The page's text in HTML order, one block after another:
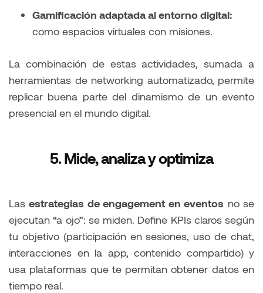
Gamificación adaptada al entorno digital:
como espacios virtuales con misiones.
La combinación de estas actividades, sumada a
herramientas de networking automatizado, permite
replicar buena parte del dinamismo de un evento
presencial en el mundo digital.
5. Mide, analiza y optimiza
Lasestrategias de engagement en eventos no se
ejecutan “a ojo”: se miden. Define KPIs claros según
tu objetivo (participación en sesiones, uso de chat,
interacciones en la app, contenido compartido) y
usa plataformas que te permitan obtener datos en
tiempo real.